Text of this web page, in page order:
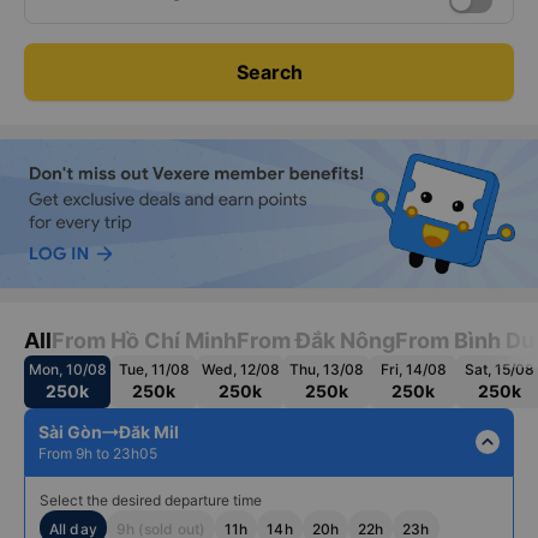
Search
AllFrom Hồ Chí MinhFrom Đắk NôngFrom Bình
Mon, 10/08
250k
Tue, 11/08
250k
Wed, 12/08
250k
Thu, 13/08
250k
Fri, 14/08
250k
Sat, 15/08
250k
Sài Gòn
Đăk Mil
From 9h to 23h05 expand_less
Select the desired departure time
All day
9h (sold out) 11h 14h 20h 22h 23h